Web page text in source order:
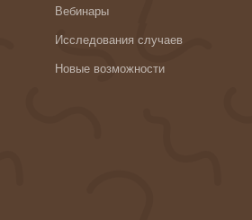
Вебинары
Исследования случаев
Новые возможности